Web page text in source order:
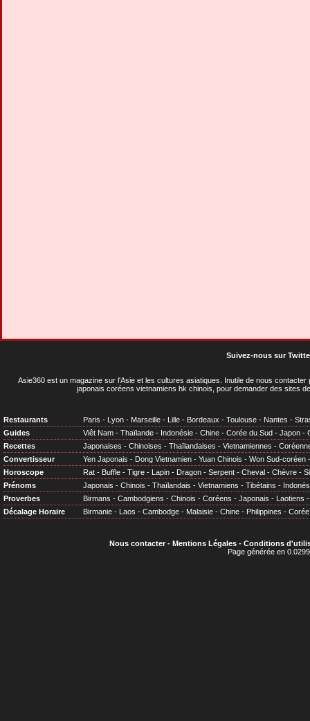
Suivez-nous sur
Asie360 est un magazine sur l'Asie et les cultures asiatiques . Inutile de nous
japonais coréens vietnamiens hk chinois, pour demander des sites
Restaurants Paris - Lyon - Marseille - Lille - Bordeaux - Toulouse - Nantes -
Guides
Viêt Nam - Thaïlande - Indonésie - Chine - Corée du Sud - Japon -
Recettes
Japonaises - Chinoises - Thaïlandaises - Vietnamiennes -
Convertisseur
Yen Japonais - Dong Vietnamien - Yuan Chinois - Won Sud-coréen
Horoscope
Rat - Buffle - Tigre - Lapin - Dragon - Serpent - Cheval - Chèvre -
Prénoms
Japonais - Chinois - Thaïlandais - Vietnamiens - Tibétains -
Proverbes
Birmans - Cambodgiens - Chinois - Coréens - Japonais - Laotiens
Décalage Horaire
Birmanie - Laos - Cambodge - Malaisie - Chine - Philippines - Corée
Nous contacter- Mentions Légales- Conditions
Page générée en